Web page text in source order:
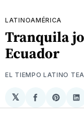
LATINOAMÉRICA
Tranquila
Ecuador
EL TIEMPO LATINO
𝕏
Compartir
en
Share
on